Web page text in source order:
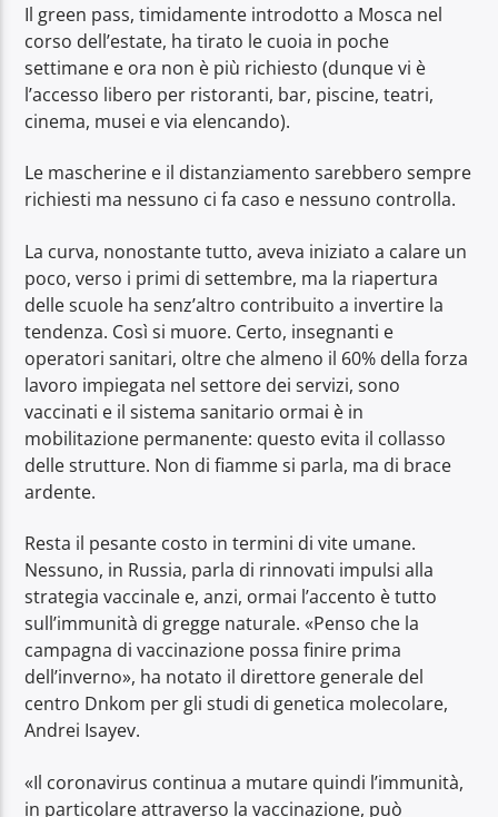
Il green pass, timidamente introdotto a Mosca nel
corso dell’estate, ha tirato le cuoia in poche
settimane e ora non è più richiesto (dunque vi è
l’accesso libero per ristoranti, bar, piscine, teatri,
cinema, musei e via elencando).
Le mascherine e il distanziamento sarebbero sempre
richiesti ma nessuno ci fa caso e nessuno controlla.
La curva, nonostante tutto, aveva iniziato a calare un
poco, verso i primi di settembre, ma la riapertura
delle scuole ha senz’altro contribuito a invertire la
tendenza. Così si muore. Certo, insegnanti e
operatori sanitari, oltre che almeno il 60% della forza
lavoro impiegata nel settore dei servizi, sono
vaccinati e il sistema sanitario ormai è in
mobilitazione permanente: questo evita il collasso
delle strutture. Non di fiamme si parla, ma di brace
ardente.
Resta il pesante costo in termini di vite umane.
Nessuno, in Russia, parla di rinnovati impulsi alla
strategia vaccinale e, anzi, ormai l’accento è tutto
sull’immunità di gregge naturale. «Penso che la
campagna di vaccinazione possa finire prima
dell’inverno», ha notato il direttore generale del
centro Dnkom per gli studi di genetica molecolare,
Andrei Isayev.
«Il coronavirus continua a mutare quindi l’immunità,
in particolare attraverso la vaccinazione, può